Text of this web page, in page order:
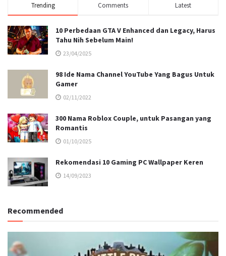
Trending Comments Latest
10 Perbedaan GTA V Enhanced dan Legacy, Harus
Tahu Nih Sebelum Main!
23/04/2025
98 Ide Nama Channel YouTube Yang Bagus Untuk
Gamer
02/11/2022
300 Nama Roblox Couple, untuk Pasangan yang
Romantis
01/10/2025
Rekomendasi 10 Gaming PC Wallpaper Keren
14/09/2023
Recommended